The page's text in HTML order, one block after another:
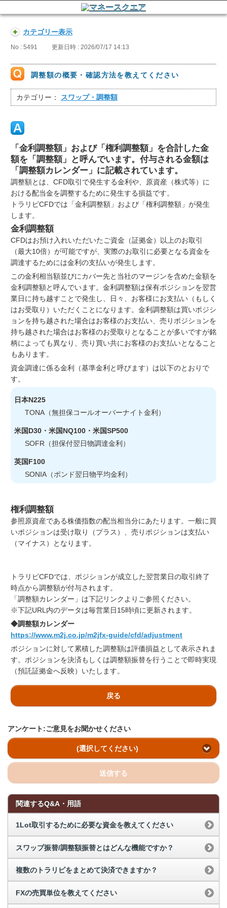
カテゴリー表示
No : 5491 更新日時 : 2026/07/17 14:13
調整額の概要・確認方法を教えてください
カテゴリー： スワップ・調整額
「金利調整額」および「権利調整額」を合計した金
額を「調整額」と呼んでいます。付与される金額は
「調整額カレンダー」に記載されています。
調整額とは、CFD取引で発生する金利や、原資産（株式等）に
おける配当金を調整するために発生する損益です。
トラリピCFDでは「金利調整額」および「権利調整額」が発生
します。
金利調整額
CFDはお預け入れいただいたご資金（証拠金）以上のお取引
（最大10倍）が可能ですが、実際のお取引に必要となる資金を
調達するためには金利の支払いが発生します。
この金利相当額並びにカバー先と当社のマージンを含めた金額を
金利調整額と呼んでいます。金利調整額は保有ポジションを翌営
業日に持ち越すことで発生し、日々、お客様にお支払い（もしく
はお受取り）いただくことになります。金利調整額は買いポジシ
ョンを持ち越された場合はお客様のお支払い、売りポジションを
持ち越された場合はお客様のお受取りとなることが多いですが銘
柄によっても異なり、売り買い共にお客様のお支払いとなること
もあります。
資金調達に係る金利（基準金利と呼びます）は以下のとおりで
す。
日本N225
TONA（無担保コールオーバーナイト金利）
米国D30・米国NQ100・米国SP500
SOFR（担保付翌日物調達金利）
英国F100
SONIA（ポンド翌日物平均金利）
権利調整額
参照原資産である株価指数の配当相当分にあたります。一般に買
いポジションは受け取り（プラス）、売りポジションは支払い
（マイナス）となります。
トラリピCFDでは、ポジションが成立した翌営業日の取引終了
時点から調整額が付与されます。
「調整額カレンダー」は下記リンクよりご参照ください。
※下記URL内のデータは毎営業日15時頃に更新されます。
◆調整額カレンダー
https://www.m2j.co.jp/m2jfx-guide/cfd/adjustment
ポジションに対して累積した調整額は評価損益として表示されま
す。ポジションを決済もしくは調整額振替を行うことで即時実現
（預託証拠金へ反映）いたします。
戻る
アンケート:ご意見をお聞かせください
(選択してください)
送信する
関連するQ&A・用語
1Lot取引するために必要な資金を教えてください
スワップ振替/調整額振替とはどんな機能ですか？
複数のトラリピをまとめて決済できますか？
FXの売買単位を教えてください